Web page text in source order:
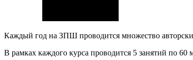
Каждый год на ЗПШ проводится множество
В рамках каждого курса проводится 5 занятий по 60